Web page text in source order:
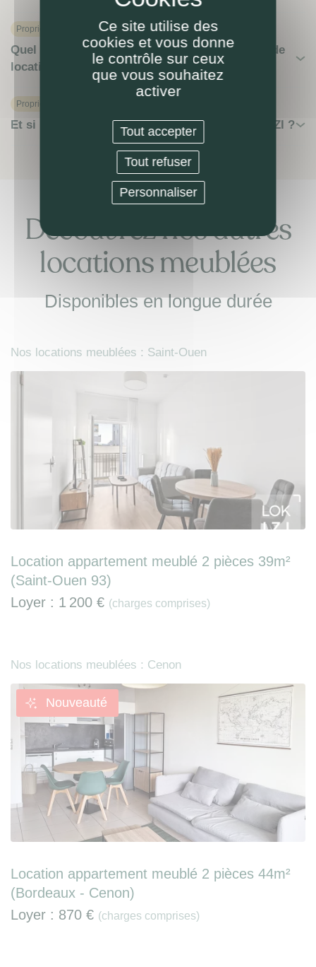
Proprietaire
Quel impôt à prévoir sur mes revenus locatifs de
location meublée ?
Proprietaire
Et si pas besoin de mise en location avec LOKIZI ?
Découvrez nos autres
locations meublées
Disponibles en longue durée
Nos locations meublées : Saint-Ouen
Location appartement meublé 2 pièces 39m²
(Saint-Ouen 93)
Loyer : 1 200 € (charges comprises)
Nos locations meublées : Cenon
Nouveauté
Location appartement meublé 2 pièces 44m²
(Bordeaux - Cenon)
Loyer : 870 € (charges comprises)
Ce site utilise des
cookies et vous donne
le contrôle sur ceux
que vous souhaitez
activer
Tout accepter
Tout refuser
Personnaliser